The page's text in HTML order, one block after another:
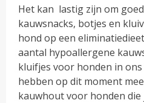
Het kan lastig zijn om
kauwsnacks, botjes en
hond op een
aantal hypoallergene
kluifjes voor honden in
hebben op dit moment
kauwhout voor honden die